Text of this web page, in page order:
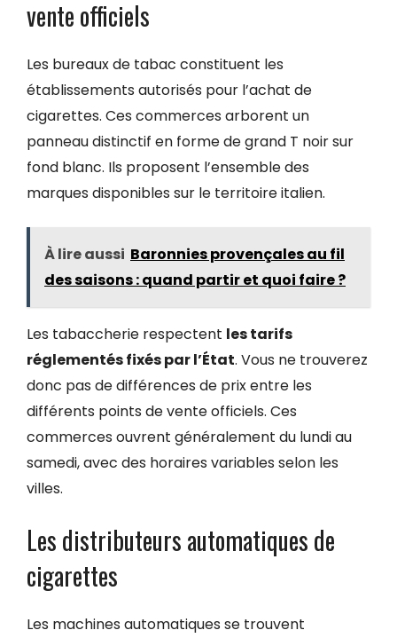
vente officiels
Les bureaux de tabac constituent les
établissements autorisés pour l’achat de
cigarettes. Ces commerces arborent un
panneau distinctif en forme de grand T noir sur
fond blanc. Ils proposent l’ensemble des
marques disponibles sur le territoire italien.
À lire aussi Baronnies provençales au fil
des saisons : quand partir et quoi faire ?
Les tabaccherie respectent les tarifs
réglementés fixés par l’État. Vous ne trouverez
donc pas de différences de prix entre les
différents points de vente officiels. Ces
commerces ouvrent généralement du lundi au
samedi, avec des horaires variables selon les
villes.
Les distributeurs automatiques de
cigarettes
Les machines automatiques se trouvent